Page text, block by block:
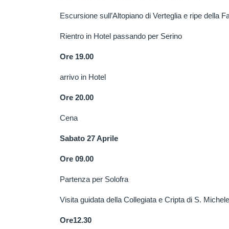
Escursione sull’Altopiano di Verteglia e ripe della
Rientro in Hotel passando per Serino
Ore 19.00
arrivo in Hotel
Ore 20.00
Cena
Sabato 27 Aprile
Ore 09.00
Partenza per Solofra
Visita guidata della Collegiata e Cripta di S. Michele
Ore12.30